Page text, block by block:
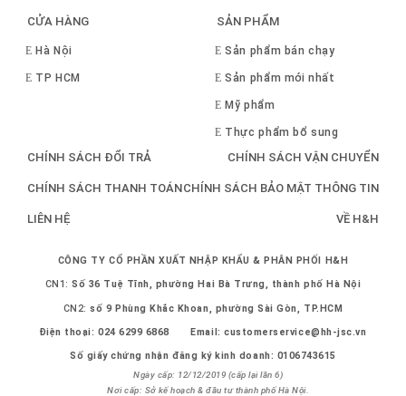
CỬA HÀNG
Hà Nội
TP HCM
SẢN PHẨM
Sản phẩm bán chạy
Sản phẩm mới nhất
Mỹ phẩm
Thực phẩm bổ sung
CHÍNH SÁCH ĐỔI TRẢ CHÍNH SÁCH VẬN CHUYỂN
CHÍNH SÁCH THANH TOÁNCHÍNH SÁCH BẢO MẬT THÔNG TIN
LIÊN HỆ VỀ H&H
CÔNG TY CỔ PHẦN XUẤT NHẬP KHẨU & PHÂN PHỐI H&H
CN1:Số 36 Tuệ Tĩnh, phường Hai Bà Trưng, thành phố Hà Nội
CN2:số 9 Phùng Khắc Khoan, phường Sài Gòn, TP.HCM
Điện thoại:024 6299 6868 Email:customerservice@hh-jsc.vn
Số giấy chứng nhận đăng ký kinh doanh: 0106743615
Ngày cấp: 12/12/2019 (cấp lại lần 6)
Nơi cấp: Sở kế hoạch & đầu tư thành phố Hà Nội.